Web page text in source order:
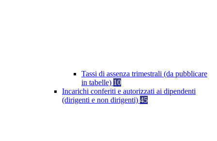
Tassi di assenza trimestrali (da pubblicare
in tabelle) 10
Incarichi conferiti e autorizzati ai dipendenti
(dirigenti e non dirigenti) 45